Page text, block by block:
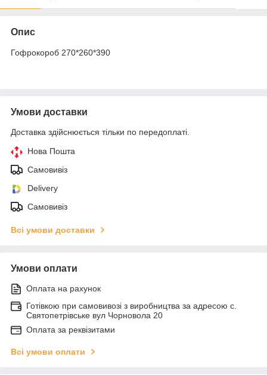
Опис
Гофрокороб 270*260*390
Умови доставки
Доставка здійснюється тільки по передоплаті.
Нова Пошта
Самовивіз
Delivery
Самовивіз
Всі умови доставки
Умови оплати
Оплата на рахунок
Готівкою при самовивозі з виробництва за адресою с.
Святопетрівське вул Чорновола 20
Оплата за реквізитами
Всі умови оплати